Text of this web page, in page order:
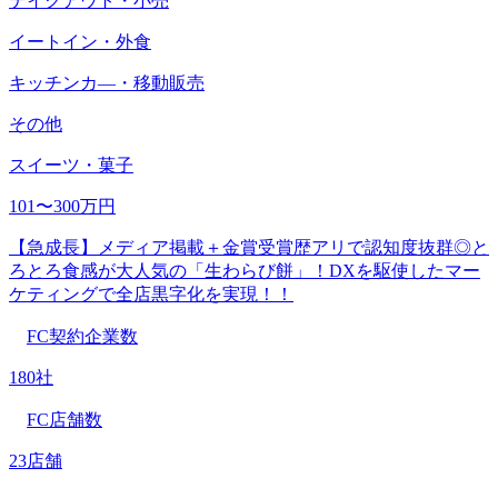
イートイン・外食
キッチンカ―・移動販売
その他
スイーツ・菓子
101〜300万円
【急成長】メディア掲載＋金賞受賞歴アリで認知度抜群◎と
ろとろ食感が大人気の「生わらび餅」！DXを駆使したマー
ケティングで全店黒字化を実現！！
FC契約企業数
180社
FC店舗数
23店舗